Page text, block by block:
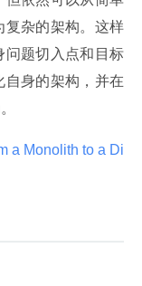
复杂的架构。这样
问题切入点和目标
自身的架构，并在
a Monolith to a Di